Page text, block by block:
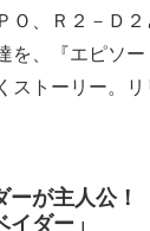
Ｏ、Ｒ２－Ｄ
を、『エピソー
ストーリー。
ーが主人公！
ダー」